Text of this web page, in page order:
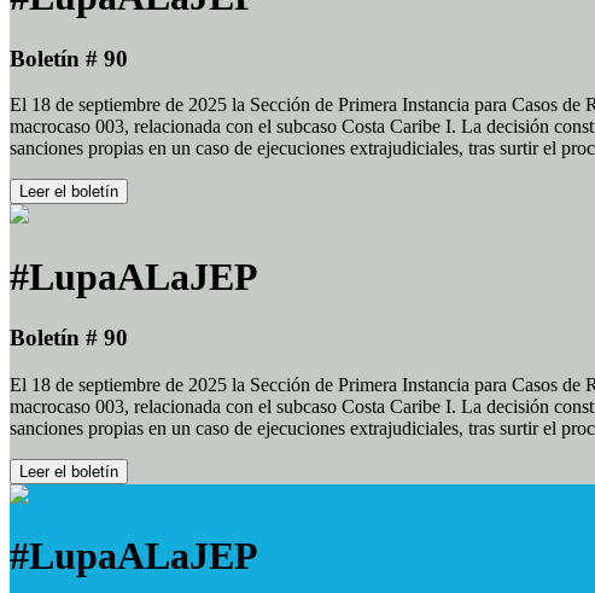
Boletín # 90
El 18 de septiembre de 2025 la Sección de Primera Instancia para Casos
macrocaso 003, relacionada con el subcaso Costa Caribe I. La decisión
sanciones propias en un caso de ejecuciones extrajudiciales, tras surtir el
Leer el boletín
#LupaALaJEP
Boletín # 90
El 18 de septiembre de 2025 la Sección de Primera Instancia para Casos
macrocaso 003, relacionada con el subcaso Costa Caribe I. La decisión
sanciones propias en un caso de ejecuciones extrajudiciales, tras surtir el
Leer el boletín
#LupaALaJEP